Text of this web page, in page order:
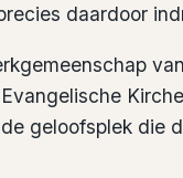
daardoor
geloofsplek die